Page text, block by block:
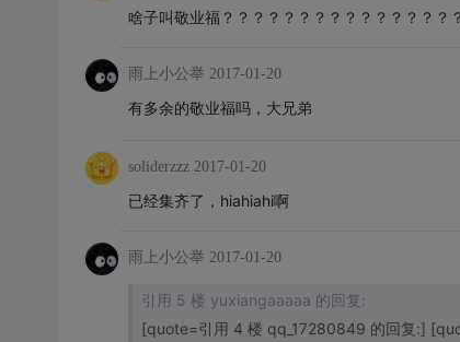
啥子叫敬业福？？？？？？？？？？？？？？？
雨上小公举 2017-01-20
有多余的敬业福吗，大兄弟
soliderzzz 2017-01-20
已经集齐了，hiahiahi啊
雨上小公举 2017-01-20
引用 5 楼 yuxiangaaaaa 的回复:
[quote=引用 4 楼 qq_17280849 的回复:]